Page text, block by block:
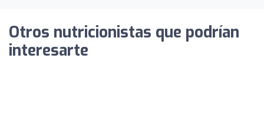
Otros nutricionistas que podrían
interesarte